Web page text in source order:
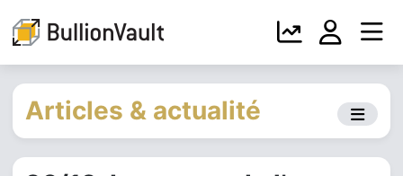
Articles & actualité